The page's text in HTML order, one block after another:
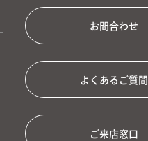
お問合わせ
よくあるご質問
ご来店窓口